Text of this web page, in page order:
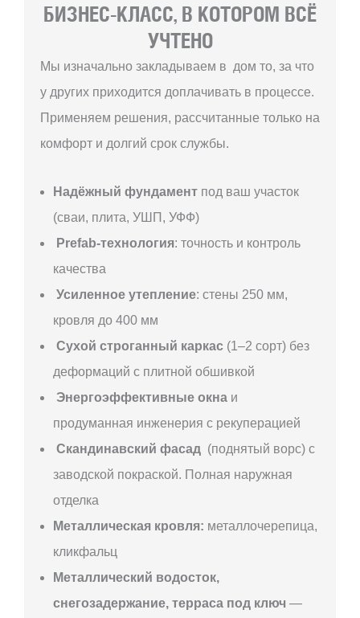
БИЗНЕС-КЛАСС, В КОТОРОМ ВСЁ
УЧТЕНО
Мы изначально закладываем в дом то, за что
у других приходится доплачивать в процессе.
Применяем решения, рассчитанные только на
комфорт и долгий срок службы.
Надёжный фундамент под ваш участок
(сваи, плита, УШП, УФФ)
Prefab-технология: точность и контроль
качества
Усиленное утепление: стены 250 мм,
кровля до 400 мм
Сухой строганный каркас (1–2 сорт) без
деформаций с плитной обшивкой
Энергоэффективные окна и
продуманная инженерия с рекуперацией
Скандинавский фасад (поднятый ворс) с
заводской покраской. Полная наружная
отделка
Металлическая кровля: металлочерепица,
кликфальц
Металлический водосток,
снегозадержание, терраса под ключ —